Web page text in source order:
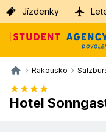
Jízdenky
Rakousko
Hotel